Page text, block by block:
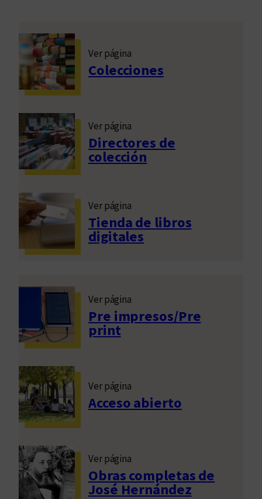
Ver página
Colecciones
Ver página
Directores de
colección
Ver página
Tienda de libros
digitales
Ver página
Pre impresos/Pre
print
Ver página
Acceso abierto
Ver página
Obras completas de
José Hernández